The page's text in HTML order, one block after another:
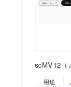
scMV12（
用途